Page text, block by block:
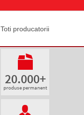
Toti producatorii
20.000+
produse permanent